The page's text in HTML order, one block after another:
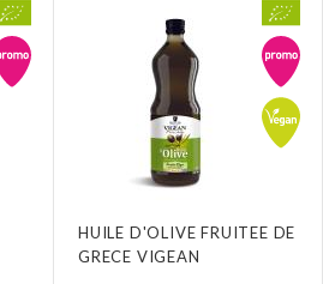
HUILE D'OLIVE FRUITEE DE
GRECE VIGEAN